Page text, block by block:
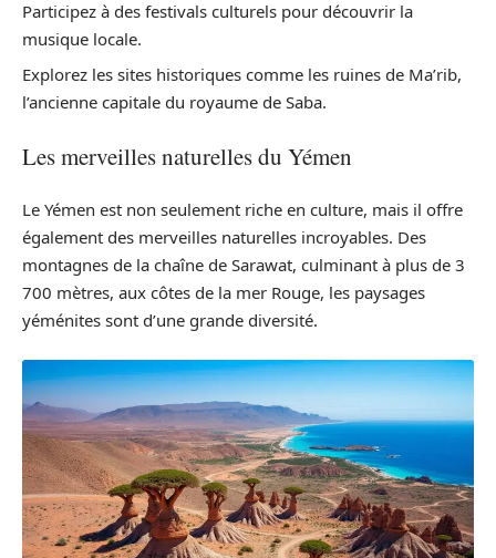
Participez à des festivals culturels pour découvrir la
musique locale.
Explorez les sites historiques comme les ruines de Ma’rib,
l’ancienne capitale du royaume de Saba.
Les merveilles naturelles du Yémen
Le Yémen est non seulement riche en culture, mais il offre
également des merveilles naturelles incroyables. Des
montagnes de la chaîne de Sarawat, culminant à plus de 3
700 mètres, aux côtes de la mer Rouge, les paysages
yéménites sont d’une grande diversité.